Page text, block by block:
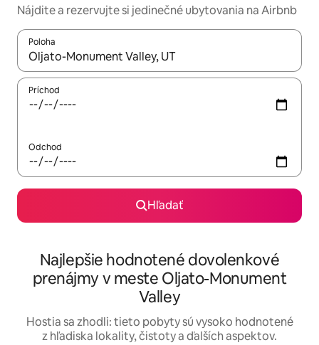
Nájdite a rezervujte si jedinečné ubytovania na Airbnb
Poloha
Keď budú výsledky k dispozícii, môžete si ich prechádzať
Príchod
Odchod
Hľadať
Najlepšie hodnotené dovolenkové
prenájmy v meste Oljato-Monument
Valley
Hostia sa zhodli: tieto pobyty sú vysoko hodnotené
z hľadiska lokality, čistoty a ďalších aspektov.